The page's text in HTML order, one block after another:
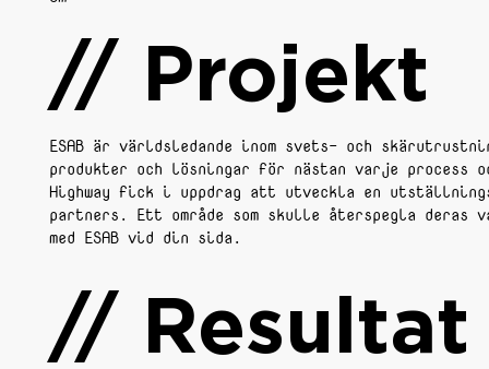
// Projekt
ESAB är världsledande inom svets- och
produkter och lösningar för nästan varje process
Highway fick i uppdrag att utveckla en
partners. Ett område som skulle återspegla
med ESAB vid din sida.
// Resultat